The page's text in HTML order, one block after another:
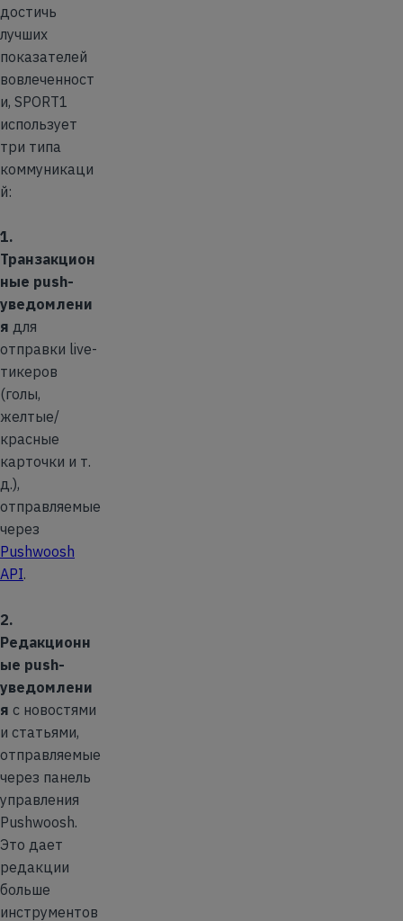
достичь
лучших
показателей
вовлеченност
и, SPORT1
использует
три типа
коммуникаци
й:
1.
Транзакцион
ные push-
уведомлени
я для
отправки live-
тикеров
(голы,
желтые/
красные
карточки и т.
д.),
отправляемые
через
Pushwoosh
API.
2.
Редакционн
ые push-
уведомлени
я с новостями
и статьями,
отправляемые
через панель
управления
Pushwoosh.
Это дает
редакции
больше
инструментов